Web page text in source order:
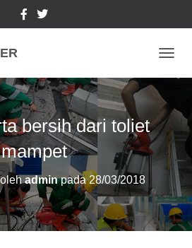
bersih dari toliet
mampet
adminpada28/03/2018